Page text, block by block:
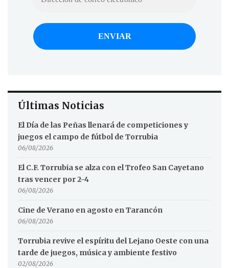
Últimas Noticias
El Día de las Peñas llenará de competiciones y
juegos el campo de fútbol de Torrubia
06/08/2026
El C.F. Torrubia se alza con el Trofeo San Cayetano
tras vencer por 2-4
06/08/2026
Cine de Verano en agosto en Tarancón
06/08/2026
Torrubia revive el espíritu del Lejano Oeste con una
tarde de juegos, música y ambiente festivo
02/08/2026